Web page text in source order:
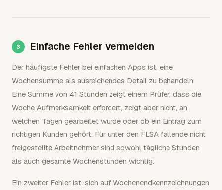
Einfache Fehler vermeiden
Der häufigste Fehler bei einfachen Apps ist, eine
Wochensumme als ausreichendes Detail zu behandeln.
Eine Summe von 41 Stunden zeigt einem Prüfer, dass die
Woche Aufmerksamkeit erfordert, zeigt aber nicht, an
welchen Tagen gearbeitet wurde oder ob ein Eintrag zum
richtigen Kunden gehört. Für unter den FLSA fallende nicht
freigestellte Arbeitnehmer sind sowohl tägliche Stunden
als auch gesamte Wochenstunden wichtig.
Ein zweiter Fehler ist, sich auf Wochenendkennzeichnungen